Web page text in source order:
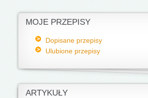
MOJE PRZEPISY
Dopisane przepisy
Ulubione przepisy
ARTYKUŁY